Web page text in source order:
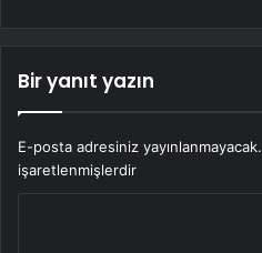
Bir yanıt yazın
E-posta adresiniz yayınlanmayacak.
işaretlenmişlerdir